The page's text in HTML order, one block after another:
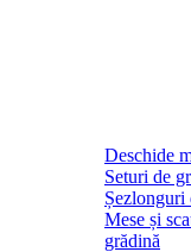
Deschide
Seturi de
Șezlonguri
Mese și
grădină